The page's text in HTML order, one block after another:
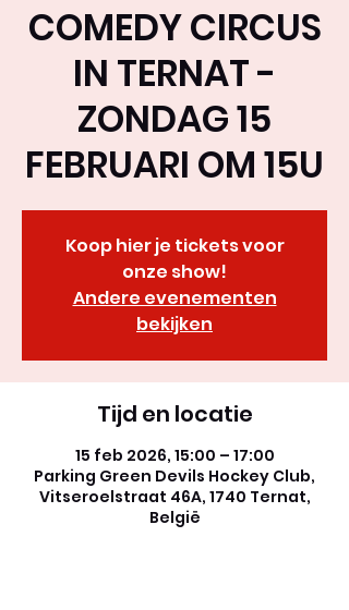
COMEDY CIRCUS
IN TERNAT -
ZONDAG 15
FEBRUARI OM 15U
Koop hier je tickets voor
onze show!
Andere evenementen
bekijken
Tijd en locatie
15 feb 2026, 15:00 – 17:00
Parking Green Devils Hockey Club,
Vitseroelstraat 46A, 1740 Ternat,
België